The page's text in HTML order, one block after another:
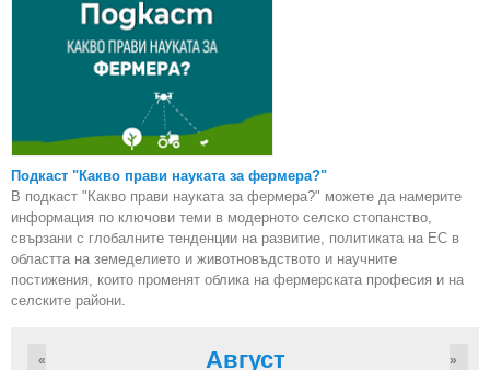
Подкаст "Какво прави науката за фермера?"
В подкаст "Какво прави науката за фермера?" можете да намерите
информация по ключови теми в модерното селско стопанство,
свързани с глобалните тенденции на развитие, политиката на ЕС в
областта на земеделието и животновъдството и научните
постижения, които променят облика на фермерската професия и на
селските райони.
Август
« »